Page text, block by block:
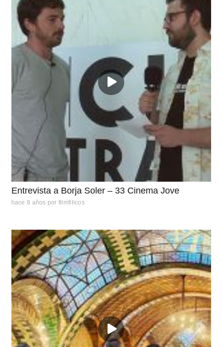
Entrevista a Borja Soler – 33 Cinema Jove
hace 8 años por filmfilicos